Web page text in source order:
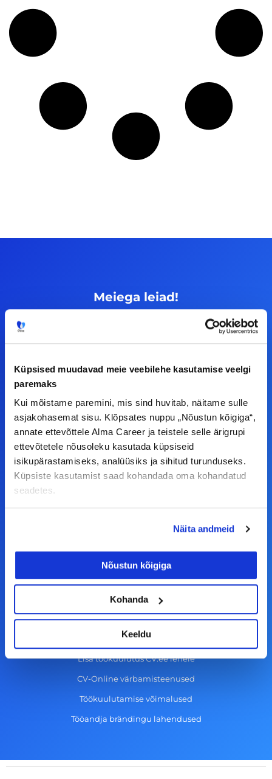
Küpsised muudavad meie veebilehe kasutamise veelgi
paremaks
Kui mõistame paremini, mis sind huvitab, näitame sulle
asjakohasemat sisu. Klõpsates nuppu „Nõustun kõigiga“,
annate ettevõttele Alma Career ja teistele selle ärigrupi
ettevõtetele nõusoleku kasutada küpsiseid
isikupärastamiseks, analüüsiks ja sihitud turunduseks.
Küpsiste kasutamist saad kohandada oma kohandatud
seadetes.
Näita andmeid
Nõustun kõigiga
Kohanda
Keeldu
Meiega leiad!
Tööelublogi.ee lehelt leiad kõik vajaliku, et olla
kursis tööturu uudistega. Kui sul on
teha koostööd, siis võta meiega julgelt ühendust.
F
a
c
e
o
k
f
I
n
s
t
g
a
m
L
i
n
k
d
n
Y
o
u
t
b
e
© Alma Career Estonia OÜ
Aktiveeri tööpakkumiste teavitus
KKK
Kasutustingimused
Tööandjale
Lisa töökuulutus CV.ee lehele
CV-Online värbamisteenused
Töökuulutamise võimalused
Tööandja brändingu lahendused